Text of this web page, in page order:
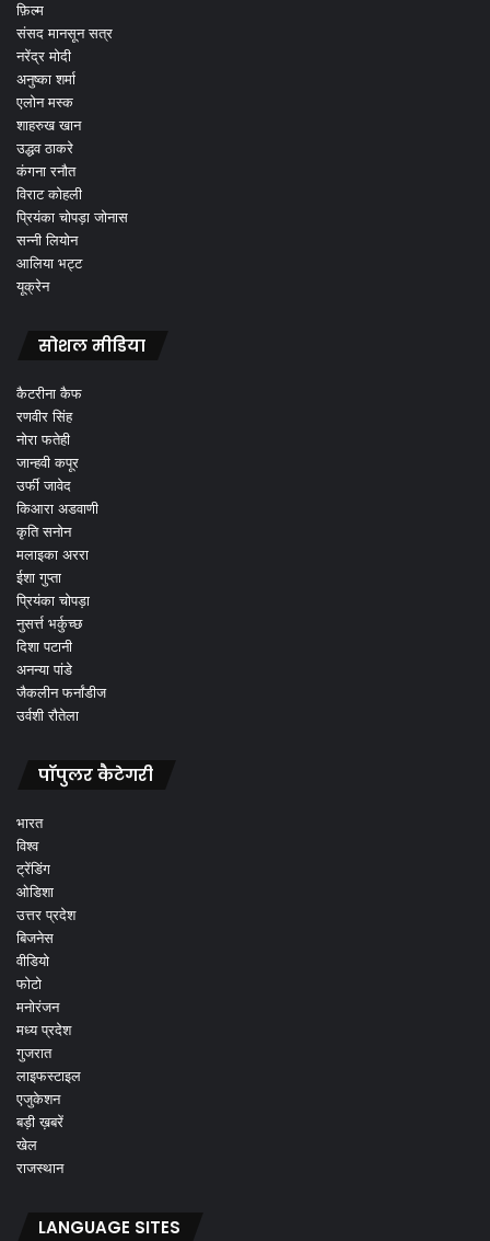
फ़िल्म
संसद मानसून सत्र
नरेंद्र मोदी
अनुष्का शर्मा
एलोन मस्क
शाहरुख खान
उद्धव ठाकरे
कंगना रनौत
विराट कोहली
प्रियंका चोपड़ा जोनास
सन्नी लियोन
आलिया भट्ट
यूक्रेन
सोशल मीडिया
कैटरीना कैफ
रणवीर सिंह
नोरा फतेही
जान्हवी कपूर
उर्फी जावेद
किआरा अडवाणी
कृति सनोन
मलाइका अररा
ईशा गुप्ता
प्रियंका चोपड़ा
नुसर्त्त भर्कुच्छ
दिशा पटानी
अनन्या पांडे
जैकलीन फर्नांडीज
उर्वशी रौतेला
पॉपुलर कैटेगरी
भारत
विश्व
ट्रेंडिंग
ओडिशा
उत्तर प्रदेश
बिजनेस
वीडियो
फोटो
मनोरंजन
मध्य प्रदेश
गुजरात
लाइफस्टाइल
एजुकेशन
बड़ी ख़बरें
खेल
राजस्थान
LANGUAGE SITES